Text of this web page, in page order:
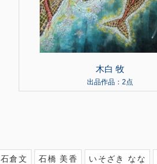
木白 牧
出品作品：2点
石倉文 石橋 美香 いそざき なな